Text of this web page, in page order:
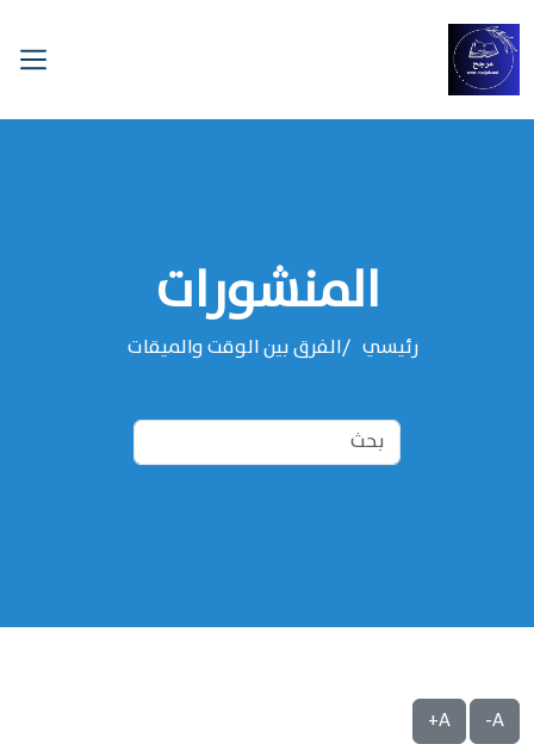
المنشورات
رئيسي الفرق بين الوقت والميقات
A-
A+